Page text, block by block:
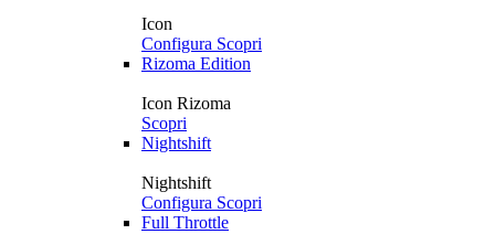
Icon
Configura Scopri
Rizoma Edition
Icon Rizoma
Scopri
Nightshift
Nightshift
Configura Scopri
Full Throttle